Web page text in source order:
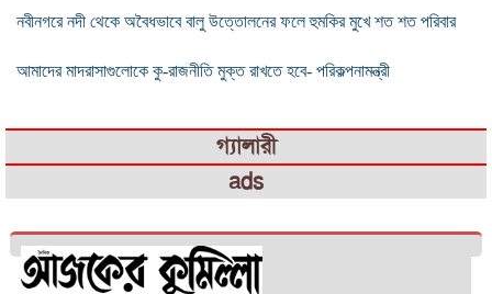
নবীনগরে নদী থেকে অবৈধভাবে বালু উত্তোলনের ফলে হুমকির মুখে শত শত পরিবার
আমাদের মাদরাসাগুলোকে কু-রাজনীতি মুক্ত রাখতে হবে- পরিকল্পনামন্ত্রী
গ্যালারী
ads